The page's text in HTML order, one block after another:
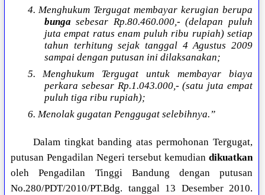
4. Menghukum Tergugat membayar kerugian berupa
bunga sebesar Rp.80.460.000,- (delapan puluh
juta empat ratus enam puluh ribu rupiah) setiap
tahun terhitung sejak tanggal 4 Agustus 2009
sampai dengan putusan ini dilaksanakan;
5. Menghukum Tergugat untuk membayar biaya
perkara sebesar Rp.1.043.000,- (satu juta empat
puluh tiga ribu rupiah);
6. Menolak gugatan Penggugat selebihnya.”
Dalam tingkat banding atas permohonan Tergugat,
putusan Pengadilan Negeri tersebut kemudian dikuatkan
oleh Pengadilan Tinggi Bandung dengan putusan
No.280/PDT/2010/PT.Bdg. tanggal 13 Desember 2010.